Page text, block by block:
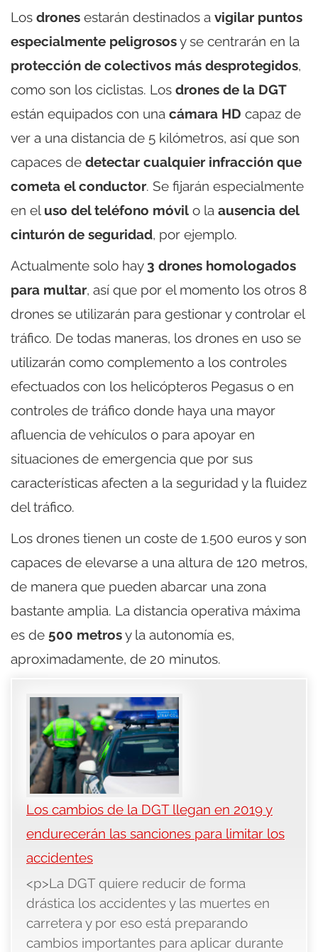
Los drones estarán destinados a vigilar puntos
especialmente peligrososy se centrarán en la
protección de colectivos más desprotegidos,
como son los ciclistas. Los drones de la DGT
están equipados con una cámara HD capaz de
ver a una distancia de 5 kilómetros, así que son
capaces de detectar cualquier infracción que
cometa el conductor. Se fijarán especialmente
en el uso del teléfono móvil o la ausencia del
cinturón de seguridad, por ejemplo.
Actualmente solo hay 3 drones homologados
para multar, así que por el momento los otros 8
drones se utilizarán para gestionar y controlar el
tráfico. De todas maneras, los drones en uso se
utilizarán como complemento a los controles
efectuados con los helicópteros Pegasus o en
controles de tráfico donde haya una mayor
afluencia de vehículos o para apoyar en
situaciones de emergencia que por sus
características afecten a la seguridad y la fluidez
del tráfico.
Los drones tienen un coste de 1.500 euros y son
capaces de elevarse a una altura de 120 metros,
de manera que pueden abarcar una zona
bastante amplia. La distancia operativa máxima
es de 500 metrosy la autonomía es,
aproximadamente, de 20 minutos.
Los cambios de la DGT llegan en 2019 y
endurecerán las sanciones para limitar los
accidentes
<p>La DGT quiere reducir de forma
drástica los accidentes y las muertes en
carretera y por eso está preparando
cambios importantes para aplicar durante